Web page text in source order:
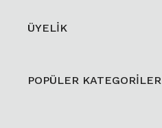
ÜYELİK
POPÜLER KATEGORİLER